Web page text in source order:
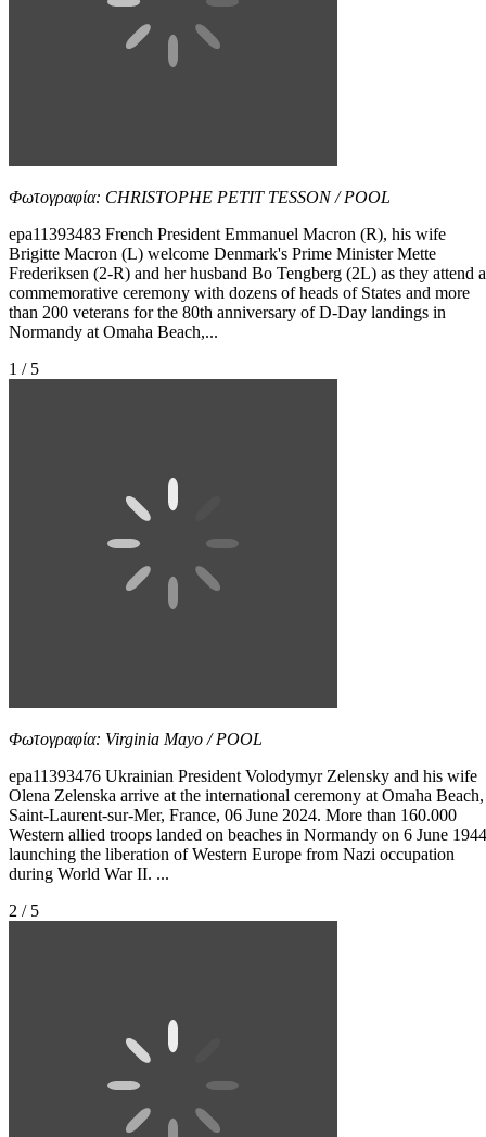
Φωτογραφία: CHRISTOPHE PETIT TESSON / POOL
epa11393483 French President Emmanuel Macron (R), his wife
Brigitte Macron (L) welcome Denmark's Prime Minister Mette
Frederiksen (2-R) and her husband Bo Tengberg (2L) as they attend a
commemorative ceremony with dozens of heads of States and more
than 200 veterans for the 80th anniversary of D-Day landings in
Normandy at Omaha Beach,...
1 / 5
Φωτογραφία: Virginia Mayo / POOL
epa11393476 Ukrainian President Volodymyr Zelensky and his wife
Olena Zelenska arrive at the international ceremony at Omaha Beach,
Saint-Laurent-sur-Mer, France, 06 June 2024. More than 160.000
Western allied troops landed on beaches in Normandy on 6 June 1944
launching the liberation of Western Europe from Nazi occupation
during World War II. ...
2 / 5